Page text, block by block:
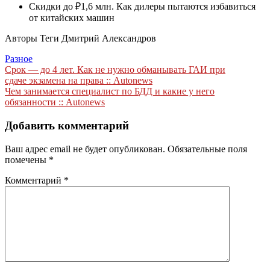
Скидки до ₽1,6 млн. Как дилеры пытаются избавиться
от китайских машин
Авторы Теги Дмитрий Александров
Разное
Навигация
по
записям
Срок — до 4 лет. Как не нужно обманывать ГАИ при
сдаче экзамена на права :: Autonews
Чем занимается специалист по БДД и какие у него
обязанности :: Autonews
Добавить комментарий
Ваш адрес email не будет опубликован. Обязательные поля
помечены *
Комментарий *